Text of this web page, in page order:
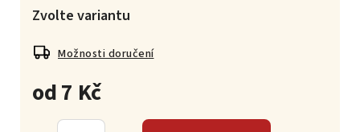
od7 Kč
Zvolte variantu
Možnosti doručení